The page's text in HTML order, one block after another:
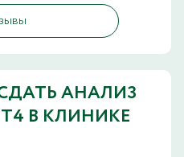
АНАЛИЗ
В КЛИНИКЕ